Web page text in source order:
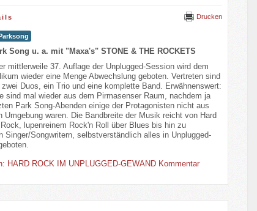
Drucken
Song u. a. mit "Maxa's" STONE & THE ROCKETS
mittlerweile 37. Auflage der Unplugged-Session wird dem
wieder eine Menge Abwechslung geboten. Vertreten sind
Duos, ein Trio und eine komplette Band. Erwähnenswert:
sind mal wieder aus dem Pirmasenser Raum, nachdem ja
Park Song-Abenden einige der Protagonisten nicht aus
Umgebung waren. Die Bandbreite der Musik reicht von Hard
lupenreinem Rock'n Roll über Blues bis hin zu
Singer/Songwritern, selbstverständlich alles in Unplugged-
HARD ROCK IM UNPLUGGED-GEWAND Kommentar